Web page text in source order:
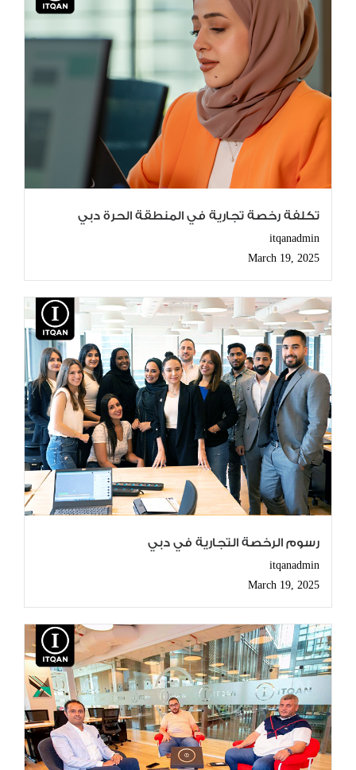
تكلفة رخصة تجارية في المنطقة الحرة دبي
itqanadmin
March 19, 2025
رسوم الرخصة التجارية في دبي
itqanadmin
March 19, 2025